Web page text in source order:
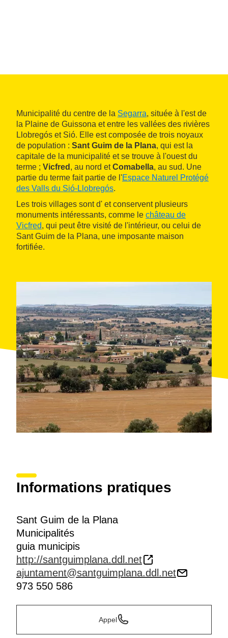
Municipalité du centre de la Segarra, située à l'est de
la Plaine de Guissona et entre les vallées des rivières
Llobregós et Sió. Elle est composée de trois noyaux
de population : Sant Guim de la Plana, qui est la
capitale de la municipalité et se trouve à l'ouest du
terme ; Vicfred , au nord etComabella, au sud. Une
partie du terme fait partie de l'Espace Naturel Protégé
des Valls du Sió-Llobregós.
Les trois villages sont d' et conservent plusieurs
monuments intéressants, comme le château de
Vicfred, qui peut être visité de l'intérieur, ou celui de
Sant Guim de la Plana, une imposante maison
fortifiée.
Informations pratiques
Sant Guim de la Plana
Municipalités
guia municipis
http://santguimplana.ddl.net
ajuntament@santguimplana.ddl.net
973 550 586
Appel